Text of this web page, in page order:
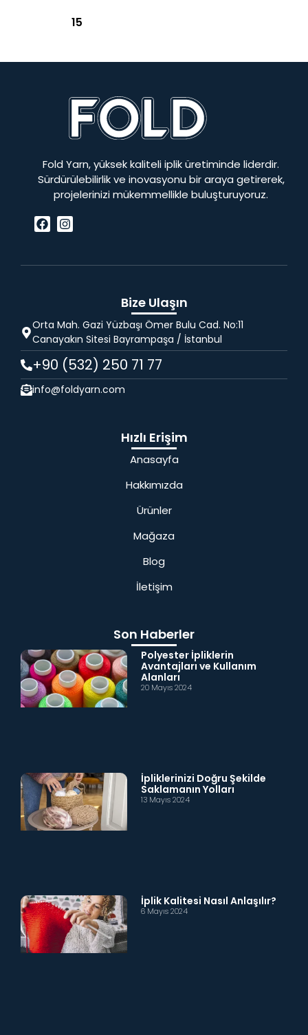
15
Fold Yarn, yüksek kaliteli iplik üretiminde liderdir.
Sürdürülebilirlik ve inovasyonu bir araya getirerek,
projelerinizi mükemmellikle buluşturuyoruz.
Bize Ulaşın
Orta Mah. Gazi Yüzbaşı Ömer Bulu Cad. No:11
Canayakın Sitesi Bayrampaşa / İstanbul
+90 (532) 250 71 77
info@foldyarn.com
Hızlı Erişim
Anasayfa
Hakkımızda
Ürünler
Mağaza
Blog
İletişim
Son Haberler
Polyester İpliklerin
Avantajları ve Kullanım
Alanları
20 Mayıs 2024
İpliklerinizi Doğru Şekilde
Saklamanın Yolları
13 Mayıs 2024
İplik Kalitesi Nasıl Anlaşılır?
6 Mayıs 2024